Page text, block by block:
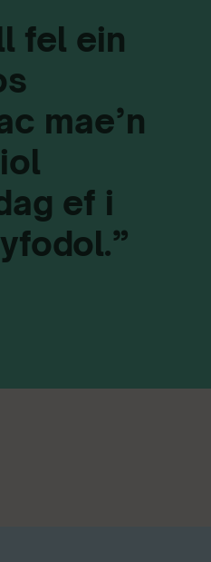
fel ein
mae’n
ef i